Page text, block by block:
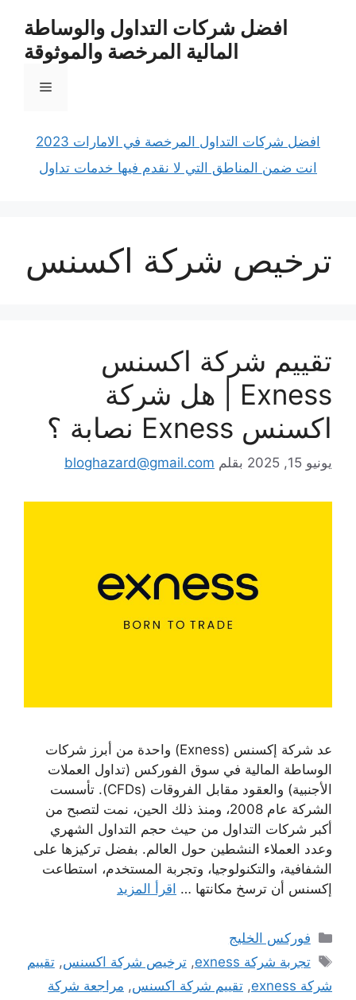
افضل شركات التداول والوساطة
المالية المرخصة والموثوقة
القائمة
افضل شركات التداول المرخصة في الامارات 2023
انت ضمن المناطق التي لا نقدم فيها خدمات تداول
ترخيص شركة اكسنس
تقييم شركة اكسنس
Exness | هل شركة
اكسنس Exness نصابة ؟
يونيو 15, 2025 بقلم bloghazard@gmail.com
عد شركة إكسنس (Exness) واحدة من أبرز شركات
الوساطة المالية في سوق الفوركس (تداول العملات
الأجنبية) والعقود مقابل الفروقات (CFDs). تأسست
الشركة عام 2008، ومنذ ذلك الحين، نمت لتصبح من
أكبر شركات التداول من حيث حجم التداول الشهري
وعدد العملاء النشطين حول العالم. بفضل تركيزها على
الشفافية، والتكنولوجيا، وتجربة المستخدم، استطاعت
إكسنس أن ترسخ مكانتها … اقرأ المزيد
التصنيفات
فوركس الخليج
الوسوم
تجربة شركة exness ,ترخيص شركة اكسنس,تقييم
شركة exness
, تقييم شركة اكسنس, مراجعة شركة